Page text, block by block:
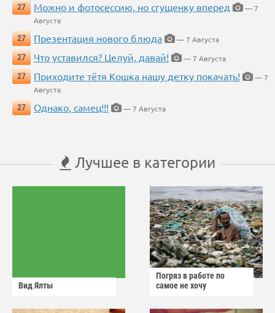
27 Можно и фотосессию, но сгущенку вперед
— 7
Августа
27
Презентация нового блюда
— 7 Августа
27
Что уставился? Целуй, давай!
— 7 Августа
27
Приходите тётя Кошка нашу детку покачать!
— 7
Августа
27
Однако, самец!!! — 7 Августа
Лучшее в категории
Вид Ялты
Погряз в работе по
самое не хочу